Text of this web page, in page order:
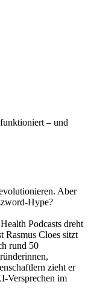
– und
Aber
Hype?
Podcasts dreht
Rasmus Cloes sitzt
rund 50
zieht er
Versprechen im